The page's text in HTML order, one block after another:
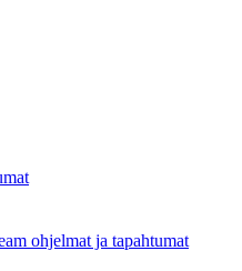
ohjelmat ja tapahtumat